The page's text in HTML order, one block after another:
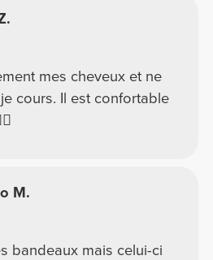
mes cheveux et ne
cours. Il est confortable
M.
bandeaux mais celui-ci